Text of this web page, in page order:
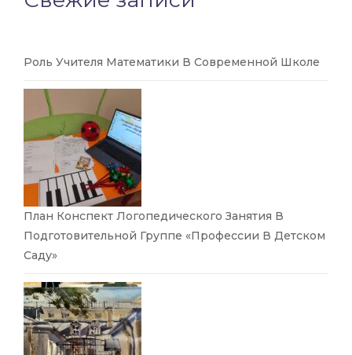
Роль Учителя Математики В Современной Школе
План Конспект Логопедического Занятия В
Подготовительной Группе «Профессии В Детском
Саду»